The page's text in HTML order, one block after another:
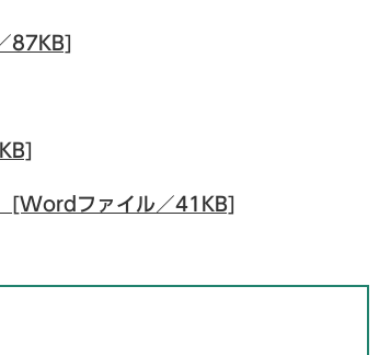
87KB]
[Wordファイル／41KB]